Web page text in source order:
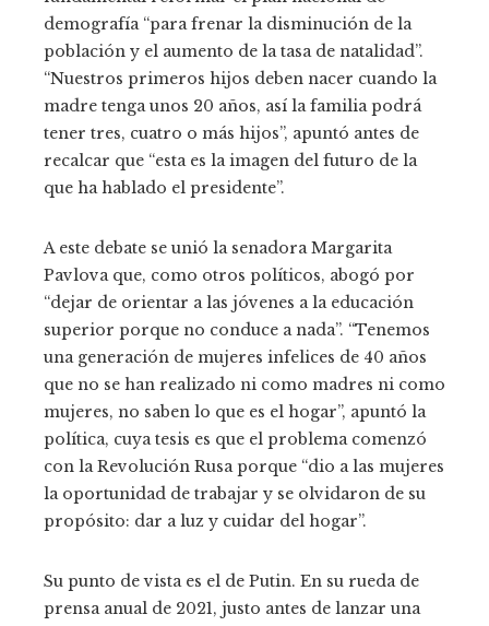
demografía “para frenar la disminución de la
población y el aumento de la tasa de natalidad”.
“Nuestros primeros hijos deben nacer cuando la
madre tenga unos 20 años, así la familia podrá
tener tres, cuatro o más hijos”, apuntó antes de
recalcar que “esta es la imagen del futuro de la
que ha hablado el presidente”.
A este debate se unió la senadora Margarita
Pavlova que, como otros políticos, abogó por
“dejar de orientar a las jóvenes a la educación
superior porque no conduce a nada”. “Tenemos
una generación de mujeres infelices de 40 años
que no se han realizado ni como madres ni como
mujeres, no saben lo que es el hogar”, apuntó la
política, cuya tesis es que el problema comenzó
con la Revolución Rusa porque “dio a las mujeres
la oportunidad de trabajar y se olvidaron de su
propósito: dar a luz y cuidar del hogar”.
Su punto de vista es el de Putin. En su rueda de
prensa anual de 2021, justo antes de lanzar una